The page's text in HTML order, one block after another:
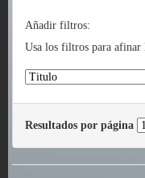
Añadir filtros:
Usa los filtros para afinar
Resultados por página